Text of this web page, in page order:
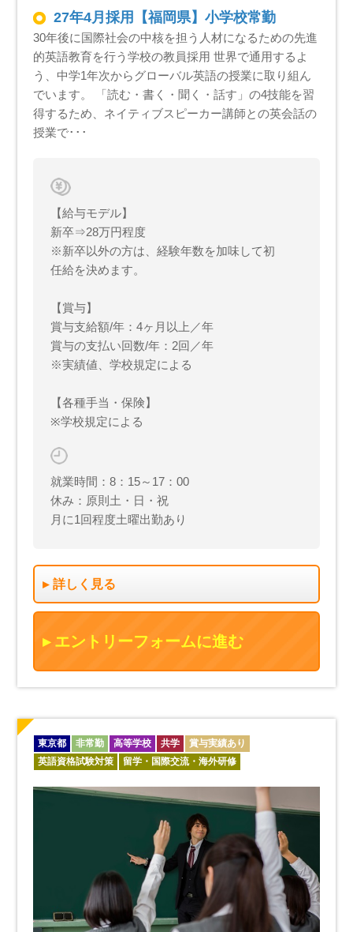
27年4月採用【福岡県】小学校常勤
30年後に国際社会の中核を担う人材になるための先進
的英語教育を行う学校の教員採用 世界で通用するよ
う、中学1年次からグローバル英語の授業に取り組ん
でいます。 「読む・書く・聞く・話す」の4技能を習
得するため、ネイティブスピーカー講師との英会話の
授業で･･･
【給与モデル】
新卒⇒28万円程度
※新卒以外の方は、経験年数を加味して初
任給を決めます。
【賞与】
賞与支給額/年：4ヶ月以上／年
賞与の支払い回数/年：2回／年
※実績値、学校規定による
【各種手当・保険】
※学校規定による
就業時間：8：15～17：00
休み：原則土・日・祝
月に1回程度土曜出勤あり
詳しく見る
エントリーフォームに進む
東京都 非常勤 高等学校 共学
賞与実績あり
英語資格試験対策
留学・国際交流・海外研修